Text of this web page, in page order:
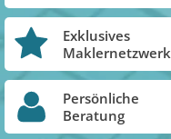
Exklusives
Maklernetzwerk
Persönliche
Beratung